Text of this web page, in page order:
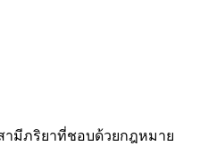
ามีภริยาที่ชอบด้วยกฎหมาย